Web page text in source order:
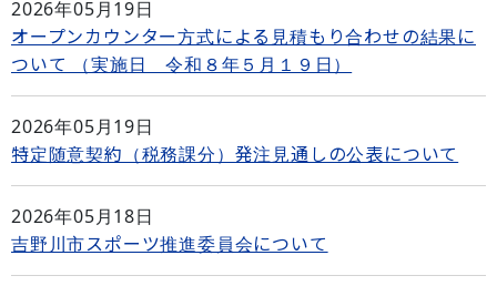
2026年05月19日
オープンカウンター方式による見積もり合わせの結果に
ついて （実施日 令和８年５月１９日）
2026年05月19日
特定随意契約（税務課分）発注見通しの公表について
2026年05月18日
吉野川市スポーツ推進委員会について